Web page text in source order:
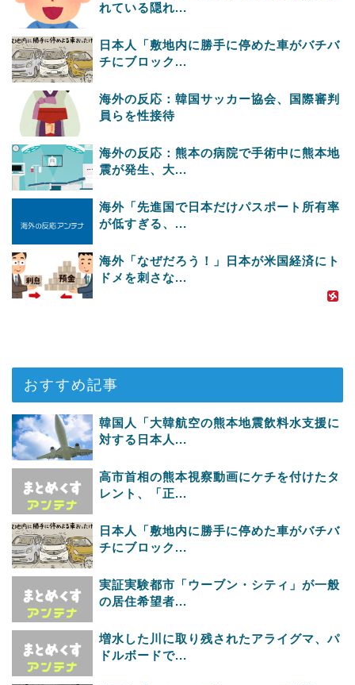
れている隠れ...
日本人「敷地内に勝手に停めた車がバチバ
チにブロック...
海外の反応：韓国サッカー協会、国際審判
員らを性接待
海外の反応：熊本の病院で手術中に熊本地
震が発生、大...
海外「先進国で日本だけパスポート所有率
が低すぎる、...
海外「なぜだろう！」日本が米国経済にト
ドメを刺さな...
おすすめ記事
韓国人「大韓航空の熊本地震飲料水支援に
対する日本人...
高市首相の熊本視察動画にケチを付けたタ
レント、「正...
日本人「敷地内に勝手に停めた車がバチバ
チにブロック...
実証実験都市「ウーブン・シティ」が一般
の居住希望者...
増水した川に取り残されたアライグマ、パ
ドルボードで...